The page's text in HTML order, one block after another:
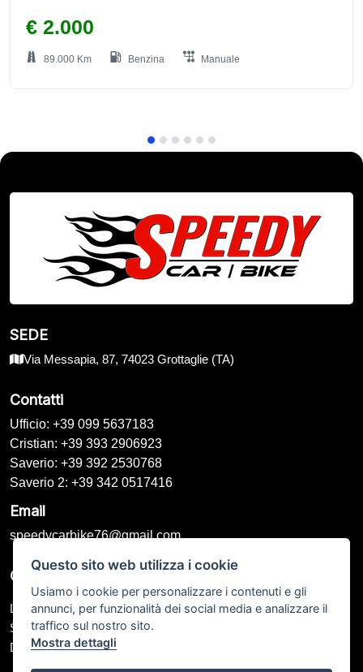
Questo sito web utilizza i cookie
Usiamo i cookie per personalizzare i contenuti e gli
annunci, per funzionalità dei social media e analizzare il
traffico sul nostro sito.
Mostra dettagli
€ 2.000
89.000 Km Benzina Manuale
SEDE
Via Messapia, 87, 74023 Grottaglie (TA)
Contatti
Ufficio: +39 099 5637183
Cristian: +39 393 2906923
Saverio: +39 392 2530768
Saverio 2: +39 342 0517416
Email
speedycarbike76@gmail.com
Orari di Apertura
Lunedì – Venerdì: 09:00 - 13:00 / 16:00 - 20:00
Sabato: 09:00 - 13:00 / Chiuso
Domenica: Chiuso